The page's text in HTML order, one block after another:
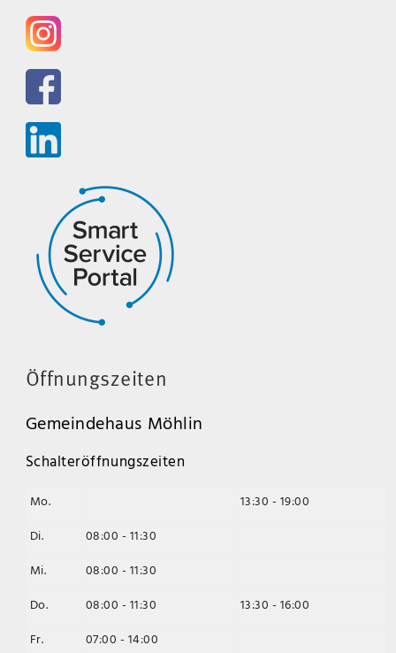
Öffnungszeiten
Gemeindehaus Möhlin
Schalteröffnungszeiten
Mo.
13:30 - 19:00
Di.
08:00 - 11:30
Mi.
08:00 - 11:30
Do.
08:00 - 11:30
13:30 - 16:00
Fr.
07:00 - 14:00